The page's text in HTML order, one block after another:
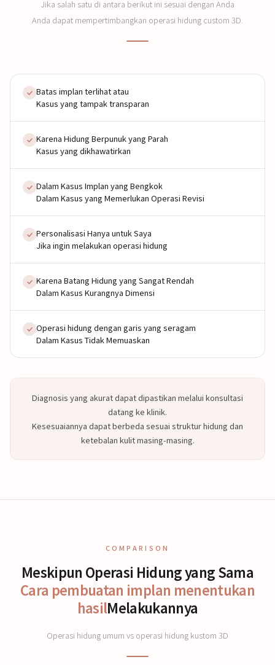
Jika salah satu di antara berikut ini sesuai dengan Anda
Anda dapat mempertimbangkan operasi hidung custom 3D.
Batas implan terlihat atau
Kasus yang tampak transparan
Karena Hidung Berpunuk yang Parah
Kasus yang dikhawatirkan
Dalam Kasus Implan yang Bengkok
Dalam Kasus yang Memerlukan Operasi Revisi
Personalisasi Hanya untuk Saya
Jika ingin melakukan operasi hidung
Karena Batang Hidung yang Sangat Rendah
Dalam Kasus Kurangnya Dimensi
Operasi hidung dengan garis yang seragam
Dalam Kasus Tidak Memuaskan
Diagnosis yang akurat dapat dipastikan melalui konsultasi
datang ke klinik.
Kesesuaiannya dapat berbeda sesuai struktur hidung dan
ketebalan kulit masing-masing.
COMPARISON
Meskipun Operasi Hidung yang Sama
Cara pembuatan implan menentukan
hasilMelakukannya
Operasi hidung umum vs operasi hidung kustom 3D